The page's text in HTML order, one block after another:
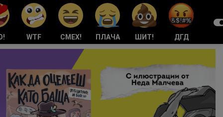
WTF СМЕХ! ПЛАЧА ШИТ! ДГД